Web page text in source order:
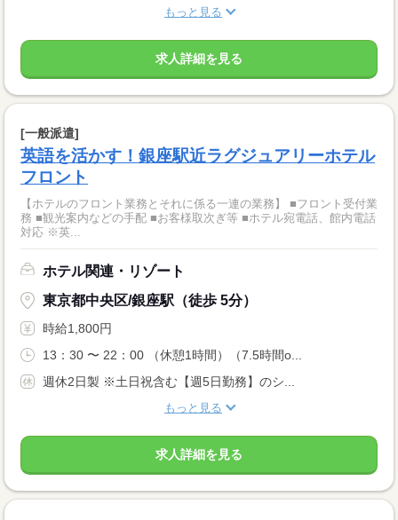
もっと見る
求人詳細を見る
[一般派遣]
英語を活かす！銀座駅近ラグジュアリーホテル
フロント
【ホテルのフロント業務とそれに係る一連の業務】 ■フロント受付業
務 ■観光案内などの手配 ■お客様取次ぎ等 ■ホテル宛電話、館内電話
対応 ※英...
ホテル関連・リゾート
東京都中央区/銀座駅（徒歩 5分）
時給1,800円
13：30 〜 22：00 （休憩1時間）（7.5時間o...
週休2日製 ※土日祝含む【週5日勤務】のシ...
もっと見る
求人詳細を見る